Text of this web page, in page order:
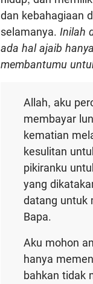
dan kebahagiaan
selamanya. Inilah
ada hal ajaib
membantumu
Allah, aku
membayar
kematian
kesulitan
pikiranku
yang
datang untuk
Bapa.
Aku mohon
hanya
bahkan tidak